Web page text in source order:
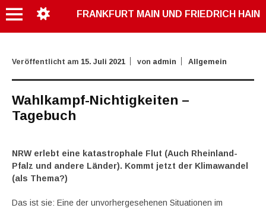
FRANKFURT MAIN UND FRIEDRICH HAIN
Veröffentlicht am 15. Juli 2021 von admin Allgemein
Wahlkampf-Nichtigkeiten –
Tagebuch
NRW erlebt eine katastrophale Flut (Auch Rheinland-
Pfalz und andere Länder). Kommt jetzt der Klimawandel
(als Thema?)
Das ist sie: Eine der unvorhergesehenen Situationen im